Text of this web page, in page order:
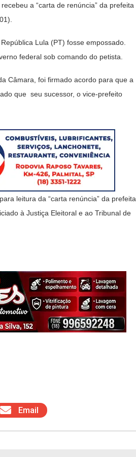
a “carta de renúncia” da prefeita
Lula (PT) fosse empossado.
federal sob comando do petista.
Câmara, foi firmado acordo para que a
que seu sucessor, o vice-prefeito
leitura da “carta renúncia” da prefeita.
à Justiça Eleitoral e ao Tribunal de
Email